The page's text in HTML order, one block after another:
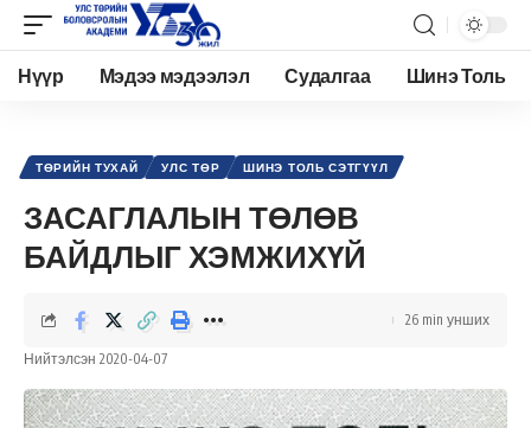
Нүүр Мэдээ мэдээлэл Судалгаа Шинэ Толь
ТӨРИЙН ТУХАЙ УЛС ТӨР ШИНЭ ТОЛЬ СЭТГҮҮЛ
ЗАСАГЛАЛЫН ТӨЛӨВ
БАЙДЛЫГ ХЭМЖИХҮЙ
Нийтэлсэн 2020-04-07
26 min унших